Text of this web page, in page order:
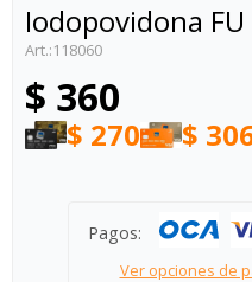
Iodopovidona
118060
$ 360
$ 270 $
Pagos:
Ver opciones de